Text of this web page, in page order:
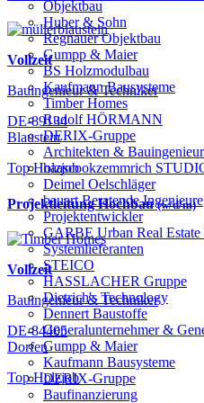
Objektbau
Huber & Sohn
Regnauer Objektbau
Gumpp & Maier
BS Holzmodulbau
Kaufmann Bausysteme
Timber Homes
Rudolf HÖRMANN
DERIX-Gruppe
Architekten &
haascookzemmrich
Deimel Oelschläger
bauart Beratende Ingenieure
Projektentwickler
GARBE Urban Real
Systemlieferanten
STEICO
HASSLACHER Gruppe
Dietrich's Technology
Dennert Baustoffe
Generalunternehmer &
Gumpp & Maier
Kaufmann Bausysteme
DERIX-Gruppe
Baufinanzierung
Vollzeit
Bauingenieur & Techniker
DE-89134
Blaustein
Top Holzjob
Projektleitung Hochbau(w/d/m)
Vollzeit
Bauingenieur & Techniker
DE-84405
Dorfen
Top Holzjob